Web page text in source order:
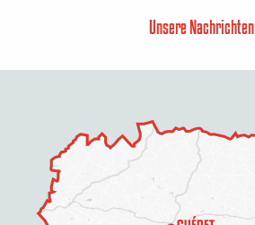
Unsere Nachrichten